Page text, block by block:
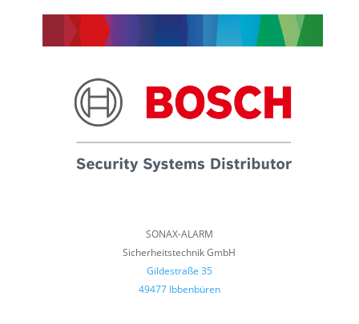
SONAX-ALARM
Sicherheitstechnik GmbH
Gildestraße 35
49477 Ibbenbüren